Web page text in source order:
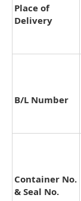
Place of
Delivery
B/L Number
Container No.
& Seal No.